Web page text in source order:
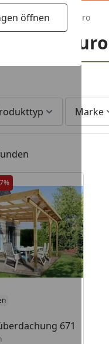
öffnen
Unter 500 Euro
500 Euro
Marke
671